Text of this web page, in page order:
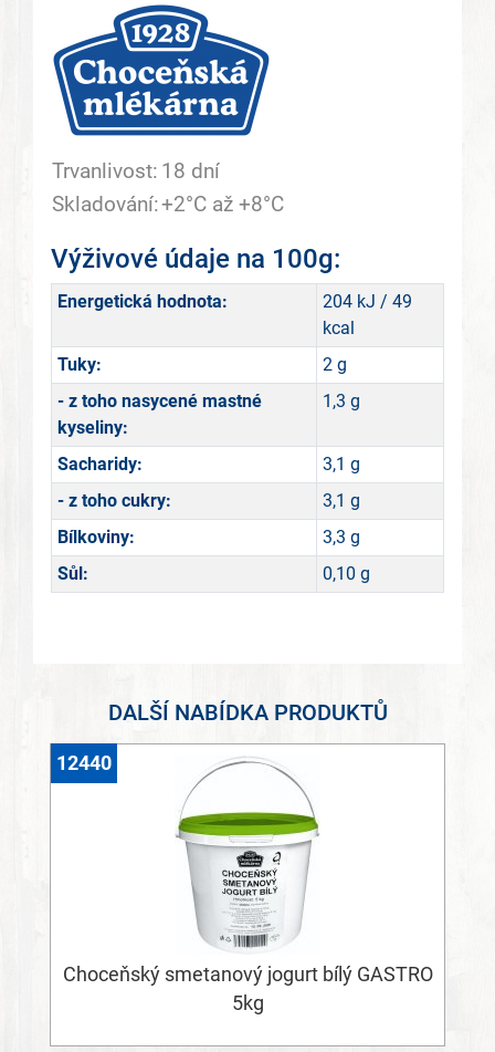
Trvanlivost: 18 dní
Skladování:+2°C až +8°C
Výživové údaje na 100g:
Energetická hodnota:
204 kJ / 49
kcal
Tuky:
2 g
- z toho nasycené mastné
kyseliny:
1,3 g
Sacharidy:
3,1 g
- z toho cukry:
3,1 g
Bílkoviny:
3,3 g
Sůl:
0,10 g
DALŠÍ NABÍDKA PRODUKTŮ
Choceňský smetanový jogurt bílý GASTRO
5kg
12440